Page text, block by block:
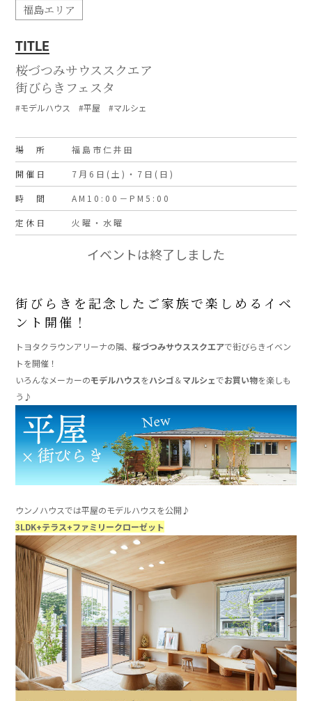
福島エリア
TITLE
桜づつみサウススクエア
街びらきフェスタ
#モデルハウス #平屋 #マルシェ
場 所 福島市仁井田
開催日 7月6日(土)・7日(日)
時 間 AM10:00－PM5:00
定休日 火曜・水曜
イベントは終了しました
街びらきを記念したご家族で楽しめるイベ
ント開催！
トヨタクラウンアリーナの隣、桜づつみサウススクエアで街びらきイベン
トを開催！
いろんなメーカーのモデルハウスをハシゴ＆マルシェでお買い物を楽しも
う♪
ウンノハウスでは平屋のモデルハウスを公開♪
3LDK+テラス+ファミリークローゼット